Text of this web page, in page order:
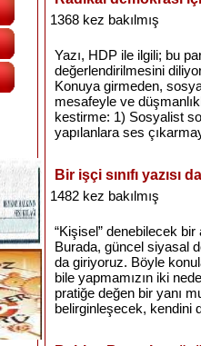
1368 kez bakılmış
Yazı, HDP ile ilgili; bu
değerlendirilmesini
Konuya girmeden,
mesafeyle ve
kestirme: 1) Sosyalist
yapılanlara ses
Bir işçi sınıfı yazısı
1482 kez bakılmış
“Kişisel” denebilecek
Burada, güncel siyasal
da giriyoruz. Böyle
bile yapmamızın iki
pratiğe değen bir yanı
belirginleşecek, kendini